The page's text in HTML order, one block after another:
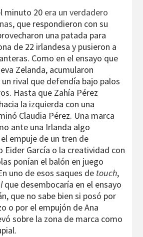
minuto 20 era un verdadero
, que respondieron con su
una patada para
de 22 irlandesa y pusieron a
Como en el ensayo que
Zelanda, acumularon
rival que defendía bajo palos
Hasta que Zahía Pérez
la izquierda con una
Claudia Pérez. Una marca
ante una Irlanda algo
empuje de un tren de
Eider García o la creatividad con
ponían el balón en juego
uno de esos saques de touch,
que desembocaría en el ensayo
que no sabe bien si posó por
o por el empujón de Ana
sobre la zona de marca como